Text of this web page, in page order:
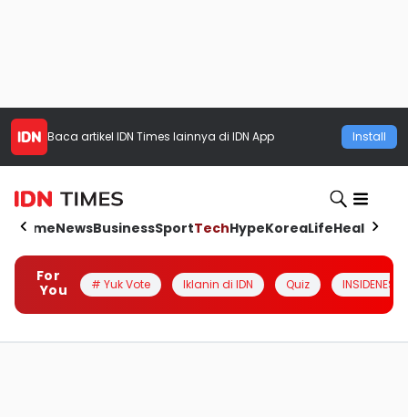
Baca artikel IDN Times lainnya di IDN App Install
HomeNewsBusinessSportTechHypeKoreaLifeHealth
For
You
# Yuk Vote Iklanin di IDN Quiz INSIDENESIA